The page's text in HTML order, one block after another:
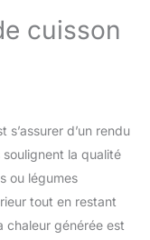
yakitori,
blanc
intense,
et ne
presque
cuisson
s’assurer d’un rendu
la qualité
ou légumes
tout en restant
chaleur générée est